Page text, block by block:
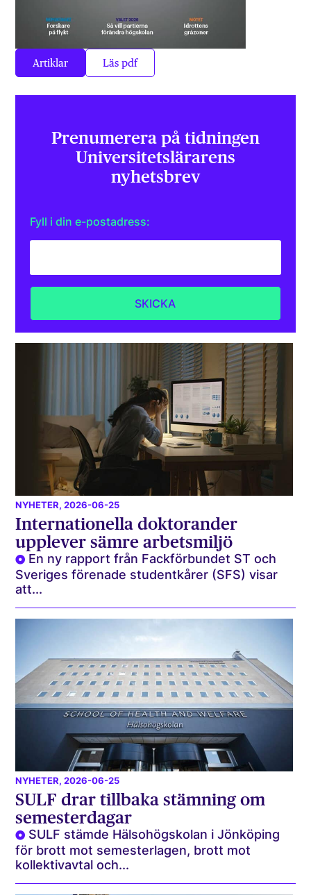
Artiklar Läs pdf
Prenumerera på tidningen
Universitets­lärarens
nyhetsbrev
Fyll i din e-postadress:
NYHETER, 2026-06-25
Internationella doktorander
upplever sämre arbetsmiljö
En ny rapport från Fackförbundet ST och
Sveriges förenade studentkårer (SFS) visar
att...
NYHETER, 2026-06-25
SULF drar tillbaka stämning om
semesterdagar
SULF stämde Hälsohögskolan i Jönköping
för brott mot semesterlagen, brott mot
kollektivavtal och...